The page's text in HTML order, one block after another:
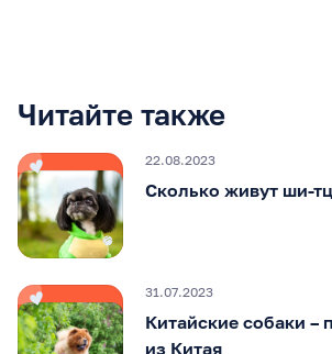
Читайте также
22.08.2023
Сколько живут ши-
31.07.2023
Китайские собаки –
из Китая